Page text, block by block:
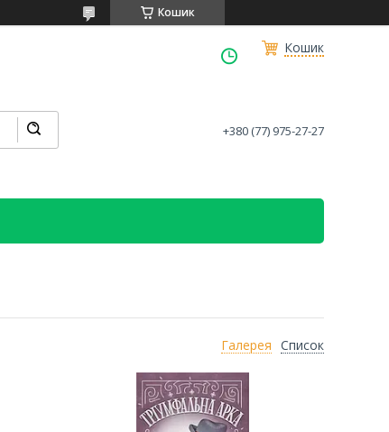
Кошик
Кошик
+380 (77) 975-27-27
Галерея Список